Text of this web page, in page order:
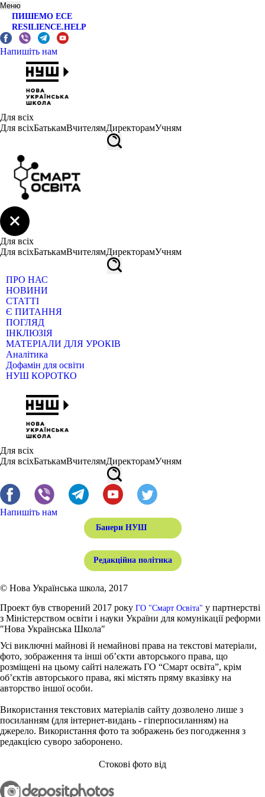
Меню
ПИШЕМО ЕСЕ
RESILIENCE.HELP
Напишіть нам
Для всіх
Для всіхБатькамВчителямДиректорамУчням
Для всіх
Для всіхБатькамВчителямДиректорамУчням
ПРО НАС
НОВИНИ
СТАТТІ
Є ПИТАННЯ
ПОГЛЯД
ІНКЛЮЗІЯ
МАТЕРІАЛИ ДЛЯ УРОКІВ
Аналітика
Дофамін для освіти
НУШ КОРОТКО
Для всіх
Для всіхБатькамВчителямДиректорамУчням
Напишіть нам
Банери НУШ
Редакційна політика
© Нова Українська школа, 2017
Проект був створений 2017 року ГО "Смарт Освіта" у партнерстві
з Міністерством освіти і науки України для комунікації реформи
"Нова Українська Школа"
Усі виключні майнові й немайнові права на текстові матеріали,
фото, зображення та інші об’єкти авторського права, що
розміщені на цьому сайті належать ГО “Смарт освіта”, крім
об’єктів авторського права, які містять пряму вказівку на
авторство іншої особи.
Використання текстових матеріалів сайту дозволено лише з
посиланням (для інтернет-видань - гіперпосиланням) на
джерело. Використання фото та зображень без погодження з
редакцією суворо заборонено.
Стокові фото від